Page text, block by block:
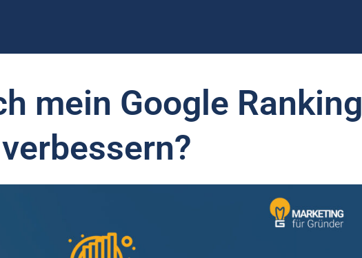
mein Google Ranking
verbessern?